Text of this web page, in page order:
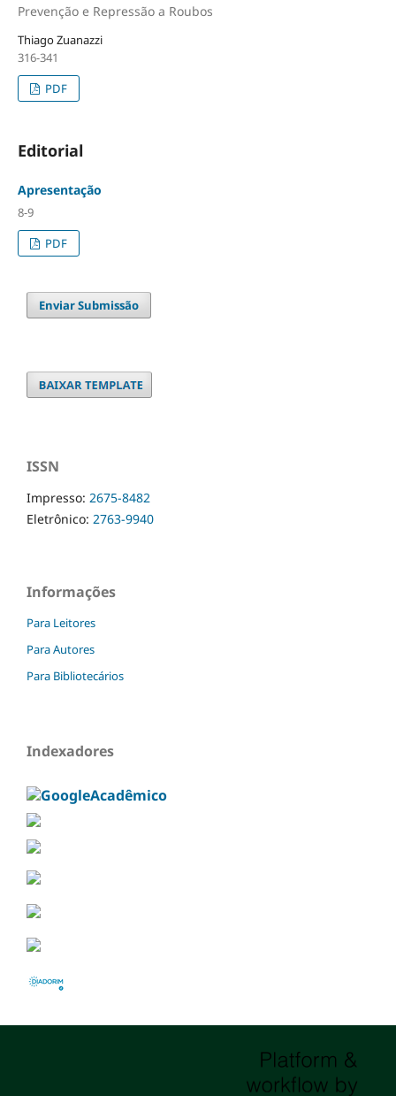
Prevenção e Repressão a Roubos
Thiago Zuanazzi
316-341
PDF
Editorial
Apresentação
8-9
PDF
Enviar Submissão
ISSN
Impresso: 2675-8482
Eletrônico: 2763-9940
Informações
Para Leitores
Para Autores
Para Bibliotecários
Indexadores